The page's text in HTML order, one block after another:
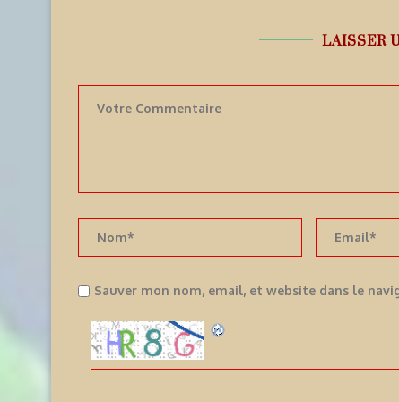
LAISSER
Sauver mon nom, email, et website dans le